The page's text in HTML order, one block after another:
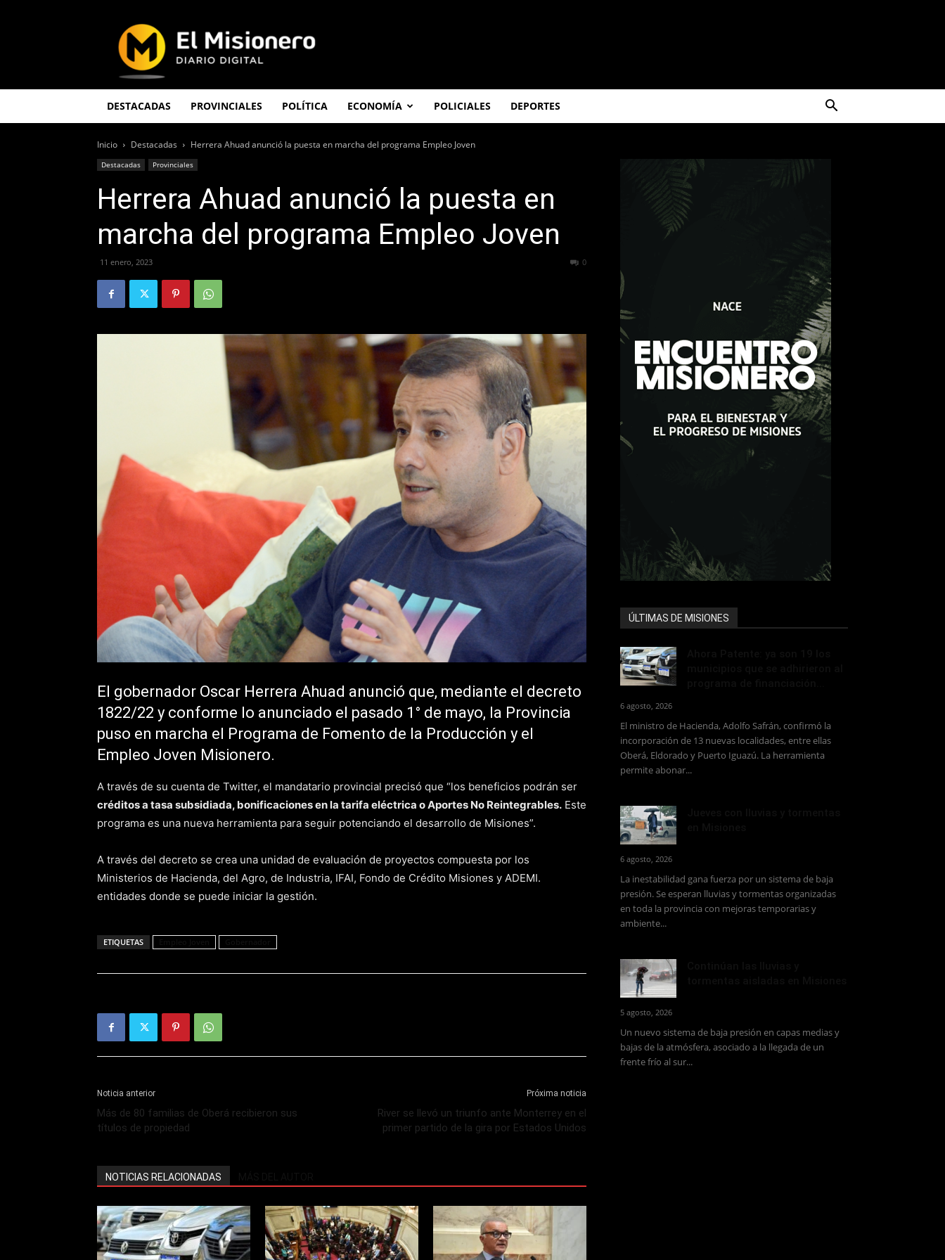
Misionero
DESTACADAS PROVINCIALES POLÍTICA ECONOMÍA POLICIALES DEPORTES
Inicio Destacadas Herrera Ahuad anunció la puesta en marcha del programa Empleo Joven
Destacadas Provinciales
Herrera Ahuad anunció la puesta en
marcha del programa Empleo Joven
11 enero, 2023 0
El gobernador Oscar Herrera Ahuad anunció que, mediante el decreto
1822/22 y conforme lo anunciado el pasado 1° de mayo, la Provincia
puso en marcha el Programa de Fomento de la Producción y el
Empleo Joven Misionero.
A través de su cuenta de Twitter, el mandatario provincial precisó que “los beneficios podrán ser
créditos a tasa subsidiada, bonificaciones en la tarifa eléctrica o Aportes No Reintegrables. Este
programa es una nueva herramienta para seguir potenciando el desarrollo de Misiones”.
A través del decreto se crea una unidad de evaluación de proyectos compuesta por los
Ministerios de Hacienda, del Agro, de Industria, IFAI, Fondo de Crédito Misiones y ADEMI.
entidades donde se puede iniciar la gestión.
ETIQUETAS
Noticia anterior
Más de 80 familias de Oberá recibieron sus
títulos de propiedad
Próxima noticia
River se llevó un triunfo ante Monterrey en el
primer partido de la gira por Estados Unidos
NOTICIAS RELACIONADAS
ÚLTIMAS DE MISIONES
6 agosto, 2026
El ministro de Hacienda, Adolfo Safrán, confirmó la
incorporación de 13 nuevas localidades, entre ellas
Oberá, Eldorado y Puerto Iguazú. La herramienta
permite abonar...
6 agosto, 2026
La inestabilidad gana fuerza por un sistema de baja
presión. Se esperan lluvias y tormentas organizadas
en toda la provincia con mejoras temporarias y
ambiente...
5 agosto, 2026
Un nuevo sistema de baja presión en capas medias y
bajas de la atmósfera, asociado a la llegada de un
frente frío al sur...